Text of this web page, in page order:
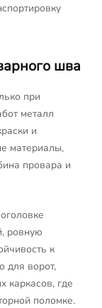
шва
при
металл
и
материалы,
провара и
ровную
к
для ворот,
каркасов, где
поломке.